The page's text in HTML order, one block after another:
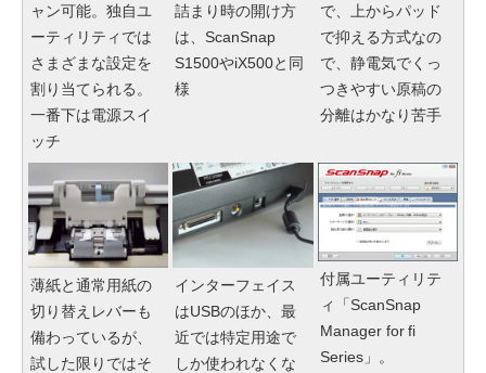
ャン可能。独自ユ
ーティリティでは
さまざまな設定を
割り当てられる。
一番下は電源スイ
ッチ
詰まり時の開け方
は、ScanSnap
S1500やiX500と同
様
で、上からパッド
で抑える方式なの
で、静電気でくっ
つきやすい原稿の
分離はかなり苦手
薄紙と通常用紙の
切り替えレバーも
備わっているが、
試した限りではそ
インターフェイス
はUSBのほか、最
近では特定用途で
しか使われなくな
付属ユーティリテ
ィ「ScanSnap
Manager for fi
Series」。